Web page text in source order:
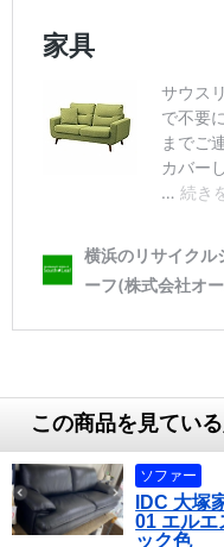
この商品を見てい
ソファー
IDC 大塚
01 エルエ
ック色